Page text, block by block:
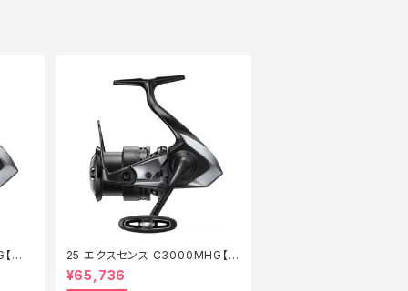
継
25 エクスセンス C3000MHG【継
続セール_リール】【10】
¥65,736